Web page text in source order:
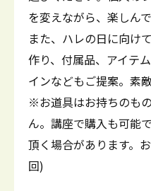
を変えながら、楽しん
また、ハレの日に向け
作り、付属品、アイテ
インなどもご提案。素
※お道具はお持ちのも
ん。講座で購入も可能
頂く場合があります。
回)